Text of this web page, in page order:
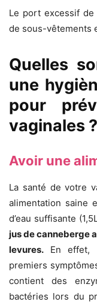
Le port excessif
de sous-vêtements
Quelles
une
pour
vaginales ?
Avoir une
La santé de votre
alimentation saine
d’eau suffisante
jus de canneberge
levures. En effet,
premiers
contient des
bactéries lors du